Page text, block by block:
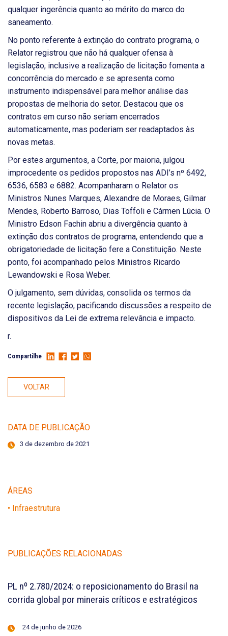
qualquer ingerência quanto ao mérito do marco do
saneamento.
No ponto referente à extinção do contrato programa, o
Relator registrou que não há qualquer ofensa à
legislação, inclusive a realização de licitação fomenta a
concorrência do mercado e se apresenta como
instrumento indispensável para melhor análise das
propostas de melhoria do setor. Destacou que os
contratos em curso não seriam encerrados
automaticamente, mas poderiam ser readaptados às
novas metas.
Por estes argumentos, a Corte, por maioria, julgou
improcedente os pedidos propostos nas ADI’s nº 6492,
6536, 6583 e 6882. Acompanharam o Relator os
Ministros Nunes Marques, Alexandre de Moraes, Gilmar
Mendes, Roberto Barroso, Dias Toffoli e Cármen Lúcia. O
Ministro Edson Fachin abriu a divergência quanto à
extinção dos contratos de programa, entendendo que a
obrigatoriedade de licitação fere a Constituição. Neste
ponto, foi acompanhado pelos Ministros Ricardo
Lewandowski e Rosa Weber.
O julgamento, sem dúvidas, consolida os termos da
recente legislação, pacificando discussões a respeito de
dispositivos da Lei de extrema relevância e impacto.
r.
Compartilhe
VOLTAR
DATA DE PUBLICAÇÃO
3 de dezembro de 2021
ÁREAS
• Infraestrutura
PUBLICAÇÕES RELACIONADAS
PL nº 2.780/2024: o reposicionamento do Brasil na
corrida global por minerais críticos e estratégicos
24 de junho de 2026